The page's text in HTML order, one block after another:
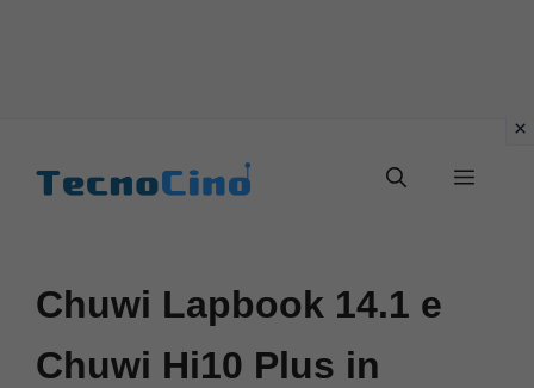
Menu
Chuwi Lapbook 14.1 e
Chuwi Hi10 Plus in